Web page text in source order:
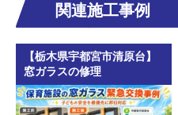
関連施工事例
【栃木県宇都宮市清原台】
窓ガラスの修理